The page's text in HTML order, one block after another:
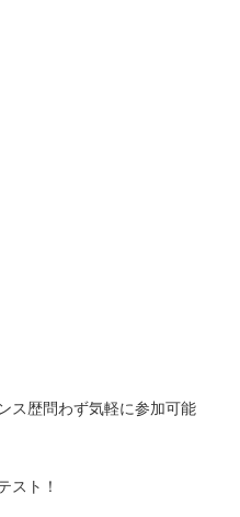
ス歴問わず気軽に参加可能
スト！